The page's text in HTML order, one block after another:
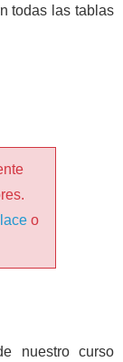
todas las tablas
o
nuestro curso